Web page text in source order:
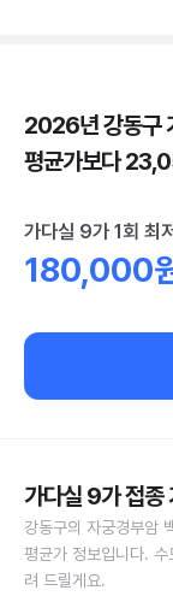
2026년 강동구
평균가보다
가다실 9가 1회 최
180,000
가다실 9가 접종
강동구의 자궁경부암
평균가 정보입니다.
려 드릴게요.